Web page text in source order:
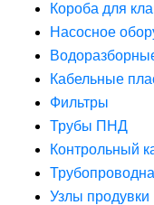
Короба для
Насосное
Кабельные
Фильтры
Трубы ПНД
Контрольный
Узлы продувки